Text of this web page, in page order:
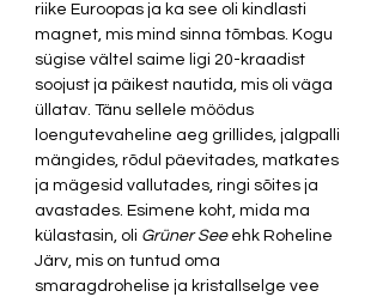
riike Euroopas ja ka see oli kindlasti
magnet, mis mind sinna tõmbas. Kogu
sügise vältel saime ligi 20-kraadist
soojust ja päikest nautida, mis oli väga
üllatav. Tänu sellele möödus
loengutevaheline aeg grillides, jalgpalli
mängides, rõdul päevitades, matkates
ja mägesid vallutades, ringi sõites ja
avastades. Esimene koht, mida ma
külastasin, oli Grüner See ehk Roheline
Järv, mis on tuntud oma
smaragdrohelise ja kristallselge vee